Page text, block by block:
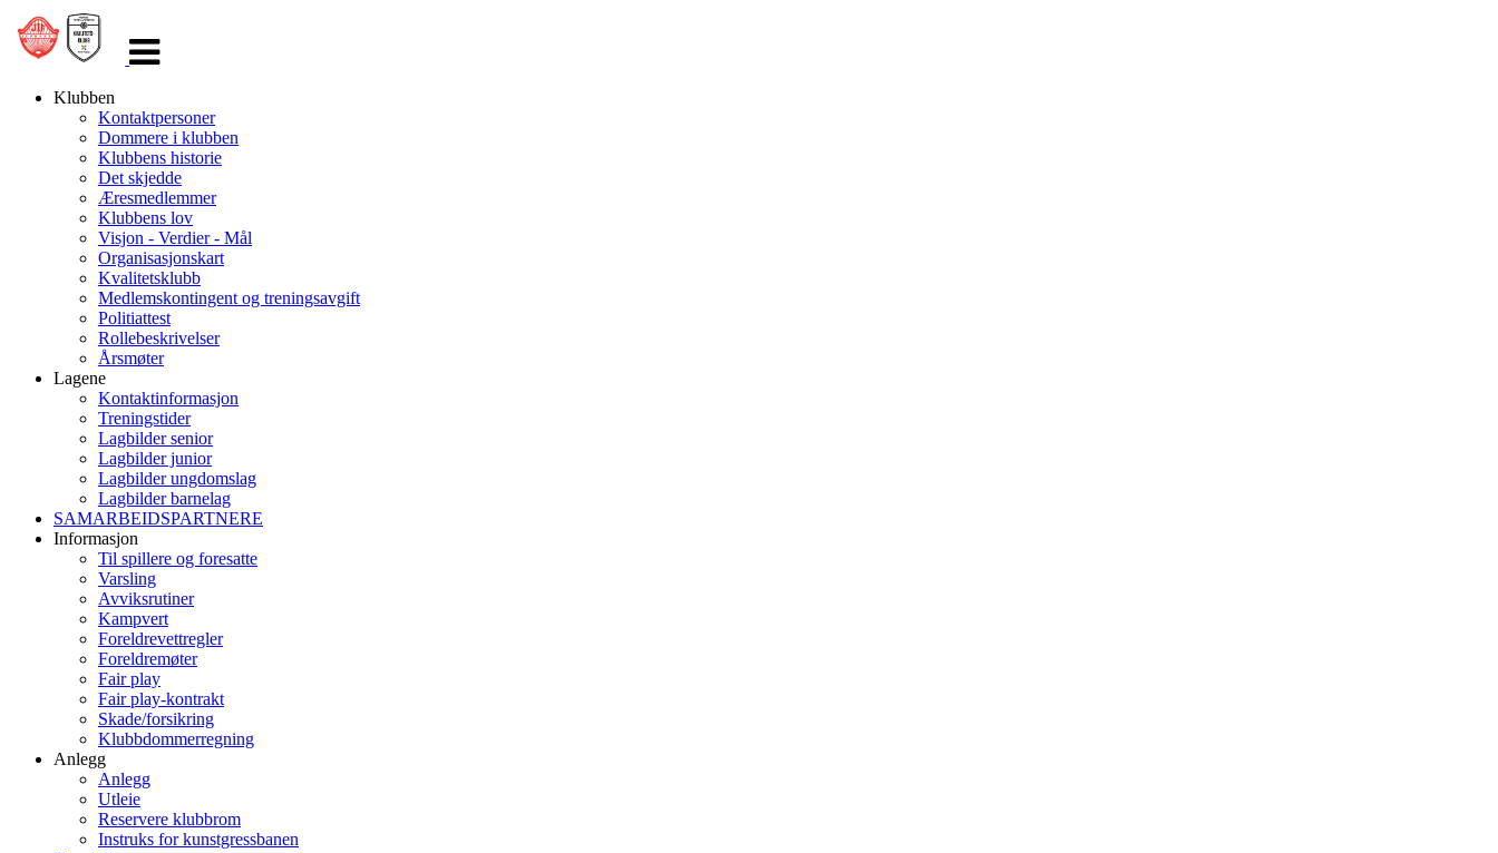
navigasjon
Klubben
Kontaktpersoner
Dommere i klubben
Klubbens historie
Det skjedde
Æresmedlemmer
Klubbens lov
Visjon - Verdier - Mål
Organisasjonskart
Kvalitetsklubb
Medlemskontingent og treningsavgift
Politiattest
Rollebeskrivelser
Årsmøter
Lagene
Kontaktinformasjon
Treningstider
Lagbilder senior
Lagbilder junior
Lagbilder ungdomslag
Lagbilder barnelag
SAMARBEIDSPARTNERE
Informasjon
Til spillere og foresatte
Varsling
Avviksrutiner
Kampvert
Foreldrevettregler
Foreldremøter
Fair play
Fair play-kontrakt
Skade/forsikring
Klubbdommerregning
Anlegg
Anlegg
Utleie
Reservere klubbrom
Instruks for kunstgressbanen